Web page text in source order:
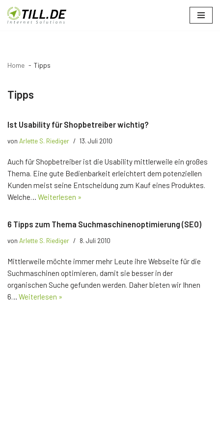
Zum
Home Tipps
Tipps
Ist Usability für Shopbetreiber wichtig?
von Arlette S. Riediger 13. Juli 2010
Auch für Shopbetreiber ist die Usability mittlerweile ein großes
Thema. Eine gute Bedienbarkeit erleichtert dem potenziellen
Kunden meist seine Entscheidung zum Kauf eines Produktes.
Welche… Weiterlesen »
6 Tipps zum Thema Suchmaschinenoptimierung (SEO)
von Arlette S. Riediger 8. Juli 2010
Mittlerweile möchte immer mehr Leute ihre Webseite für die
Suchmaschinen optimieren, damit sie besser in der
organischen Suche gefunden werden. Daher bieten wir Ihnen
6… Weiterlesen »